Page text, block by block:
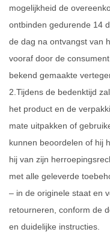
mogelijkheid de
ontbinden gedurende 14
de dag na ontvangst van
vooraf door de
bekend gemaakte
2.Tijdens de bedenktijd
het product en de
mate uitpakken of
kunnen beoordelen of hij
hij van zijn
met alle geleverde
– in de originele staat en
retourneren, conform de
en duidelijke instructies.